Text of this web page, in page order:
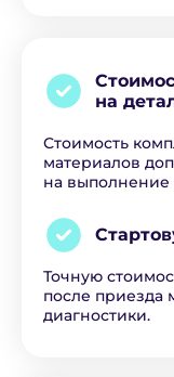
на
Стоимость
материалов
на выполнение
Точную
после приезда
диагностики.